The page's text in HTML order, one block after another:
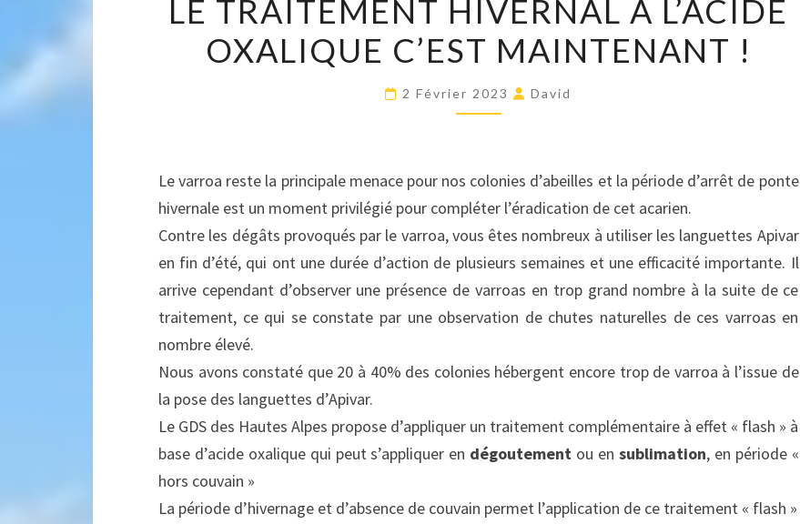
TRAITEMENT
HIVERNAL
À
L’ACIDE
MAINTENANT
!
LE TRAITEMENT HIVERNAL À L’ACIDE
OXALIQUE C’EST MAINTENANT !
2 Février 2023 David
Le varroa reste la principale menace pour nos colonies d’abeilles et la période d’arrêt de ponte
hivernale est un moment privilégié pour compléter l’éradication de cet acarien.
Contre les dégâts provoqués par le varroa, vous êtes nombreux à utiliser les languettes Apivar
en fin d’été, qui ont une durée d’action de plusieurs semaines et une efficacité importante. Il
arrive cependant d’observer une présence de varroas en trop grand nombre à la suite de ce
traitement, ce qui se constate par une observation de chutes naturelles de ces varroas en
nombre élevé.
Nous avons constaté que 20 à 40% des colonies hébergent encore trop de varroa à l’issue de
la pose des languettes d’Apivar.
Le GDS des Hautes Alpes propose d’appliquer un traitement complémentaire à effet « flash » à
base d’acide oxalique qui peut s’appliquer en dégoutement ou en sublimation, en période «
hors couvain »
La période d’hivernage et d’absence de couvain permet l’application de ce traitement « flash »